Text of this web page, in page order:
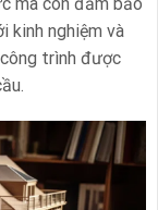
kinh nghiệm và
trình được